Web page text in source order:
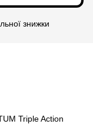
знижки
Triple Action